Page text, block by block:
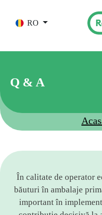
RO
Q & A
În calitate de operator
băuturi în ambalaje
important în